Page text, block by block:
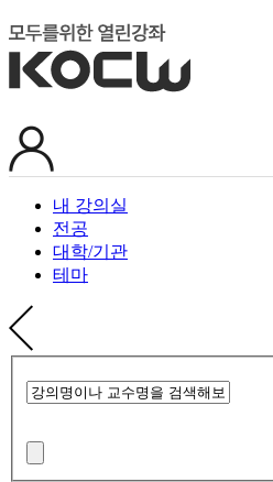
내 강의실
전공
대학/기관
테마